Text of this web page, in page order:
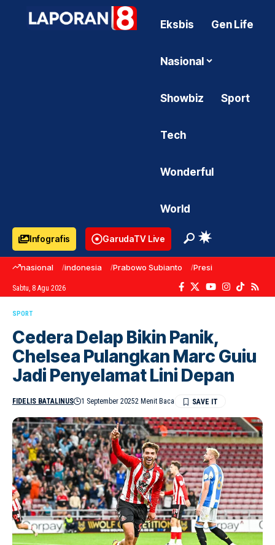
Eksbis Gen Life
Nasional
Showbiz Sport
Tech
Wonderful
World
Infografis GarudaTV Live
nasional indonesia Prabowo Subianto Presiden Prabowo
Sabtu, 8 Agu 2026
SPORT
Cedera Delap Bikin Panik,
Chelsea Pulangkan Marc Guiu
Jadi Penyelamat Lini Depan
FIDELIS BATALINUS 1 September 20252 Menit Baca